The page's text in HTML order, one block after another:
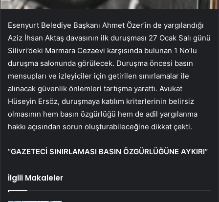
Esenyurt Belediye Başkanı Ahmet Özer’in de yargılandığı
Aziz İhsan Aktaş davasının ilk duruşması 27 Ocak Salı günü
Silivri’deki Marmara Cezaevi karşısında bulunan 1 No’lu
duruşma salonunda görülecek. Duruşma öncesi basın
mensupları ve izleyiciler için getirilen sınırlamalar ile
alınacak güvenlik önlemleri tartışma yarattı. Avukat
Hüseyin Ersöz, duruşmaya katılım kriterlerinin belirsiz
olmasının hem basın özgürlüğü hem de adil yargılanma
hakkı açısından sorun oluşturabileceğine dikkat çekti.
“GAZETECİ SINIRLAMASI BASIN ÖZGÜRLÜĞÜNE AYKIRI”
İlgili Makaleler